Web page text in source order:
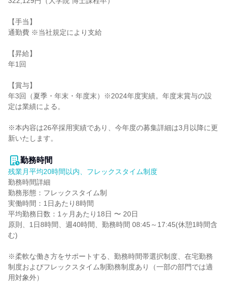
【手当】
通勤費 ※当社規定により支給
【昇給】
年1回
【賞与】
年3回（夏季・年末・年度末）※2024年度実績。年度末賞与の設
定は業績による。
※本内容は26卒採用実績であり、今年度の募集詳細は3月以降に更
新いたします。
勤務時間
残業月平均20時間以内、フレックスタイム制度
勤務時間詳細
勤務形態：フレックスタイム制
実働時間：1日あたり8時間
平均勤務日数：1ヶ月あたり18日 〜 20日
原則、1日8時間、週40時間、勤務時間 08:45～17:45(休憩1時間含
む)
※柔軟な働き方をサポートする、勤務時間帯選択制度、在宅勤務
制度およびフレックスタイム制勤務制度あり（一部の部門では適
用対象外）